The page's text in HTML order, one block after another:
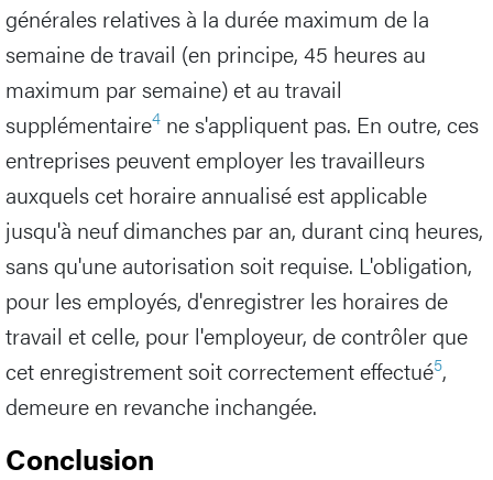
générales relatives à la durée maximum de la
semaine de travail (en principe, 45 heures au
maximum par semaine) et au travail
supplémentaire4 ne s'appliquent pas. En outre, ces
entreprises peuvent employer les travailleurs
auxquels cet horaire annualisé est applicable
jusqu'à neuf dimanches par an, durant cinq heures,
sans qu'une autorisation soit requise. L'obligation,
pour les employés, d'enregistrer les horaires de
travail et celle, pour l'employeur, de contrôler que
cet enregistrement soit correctement effectué5,
demeure en revanche inchangée.
Conclusion